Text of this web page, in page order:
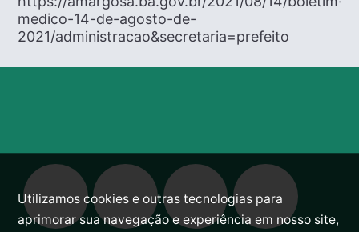
medico-14-de-agosto-de-
2021/administracao&secretaria=prefeito
Utilizamos cookies e outras tecnologias para
aprimorar sua navegação e experiência em nosso site,